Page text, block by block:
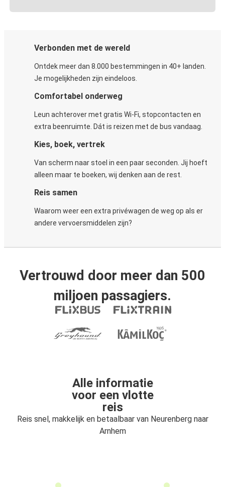
Verbonden met de wereld
Ontdek meer dan 8.000 bestemmingen in 40+ landen.
Je mogelijkheden zijn eindeloos.
Comfortabel onderweg
Leun achterover met gratis Wi-Fi, stopcontacten en
extra beenruimte. Dát is reizen met de bus vandaag.
Kies, boek, vertrek
Van scherm naar stoel in een paar seconden. Jij hoeft
alleen maar te boeken, wij denken aan de rest.
Reis samen
Waarom weer een extra privéwagen de weg op als er
andere vervoersmiddelen zijn?
Vertrouwd door meer dan 500
miljoen passagiers.
Alle informatie
voor een vlotte
reis
Reis snel, makkelijk en betaalbaar van Neurenberg naar
Arnhem